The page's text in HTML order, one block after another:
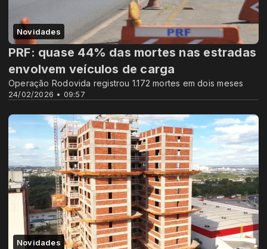
Novidades
24/02/2026 • 09:57
PRF: quase 44% das mortes nas estradas
envolvem veículos de carga
Operação Rodovida registrou 1.172 mortes em dois meses
Novidades